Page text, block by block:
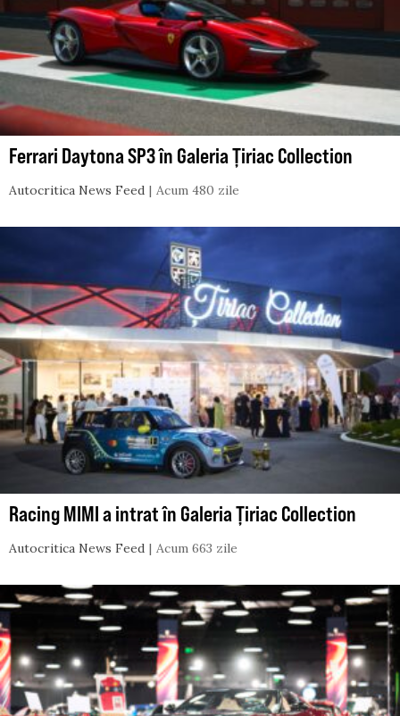
Ferrari Daytona SP3 în Galeria Țiriac Collection
Autocritica News Feed Acum 480 zile
Racing MIMI a intrat în Galeria Țiriac Collection
Autocritica News Feed Acum 663 zile